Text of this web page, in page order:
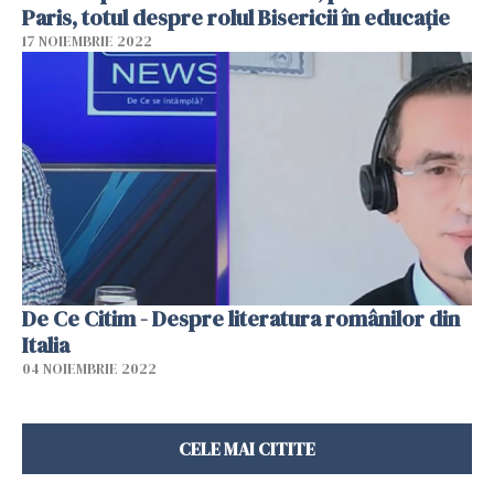
Paris, totul despre rolul Bisericii în educație
17 NOIEMBRIE 2022
De Ce Citim - Despre literatura românilor din
Italia
04 NOIEMBRIE 2022
CELE MAI CITITE